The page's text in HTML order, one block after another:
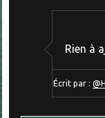
Rien à
Écrit par :